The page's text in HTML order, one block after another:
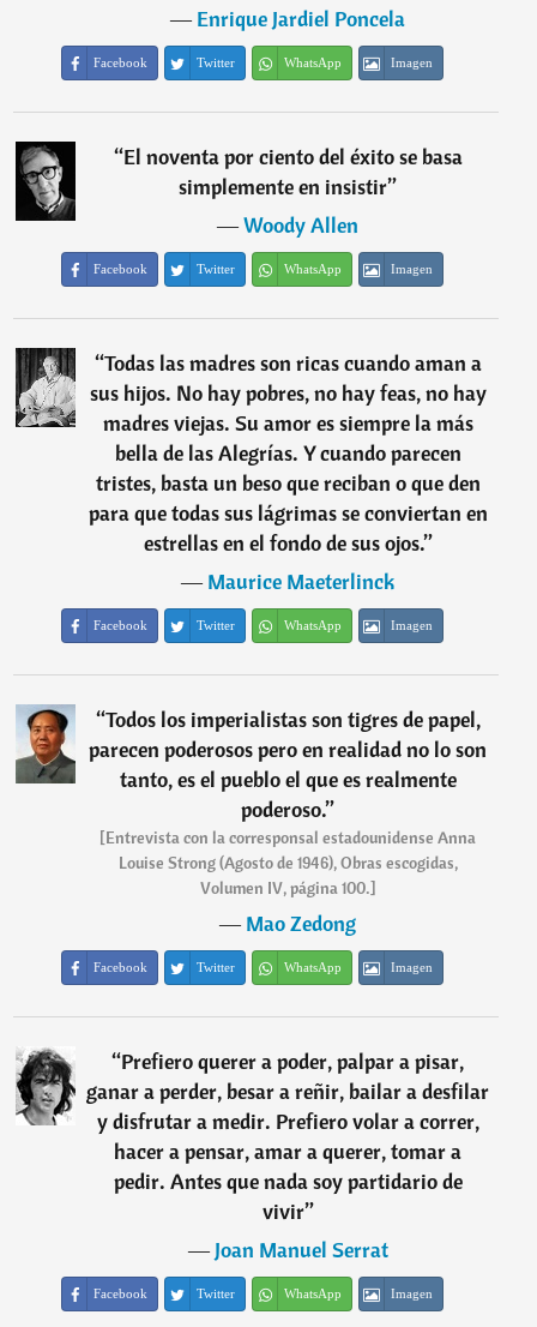
―Enrique Jardiel Poncela
Facebook Twitter WhatsApp Imagen
“El noventa por ciento del éxito se basa
simplemente en insistir”
―Woody Allen
Facebook Twitter WhatsApp Imagen
“Todas las madres son ricas cuando aman a
sus hijos. No hay pobres, no hay feas, no hay
madres viejas. Su amor es siempre la más
bella de las Alegrías. Y cuando parecen
tristes, basta un beso que reciban o que den
para que todas sus lágrimas se conviertan en
estrellas en el fondo de sus ojos.”
―Maurice Maeterlinck
Facebook Twitter WhatsApp Imagen
“Todos los imperialistas son tigres de papel,
parecen poderosos pero en realidad no lo son
tanto, es el pueblo el que es realmente
poderoso.”
[Entrevista con la corresponsal estadounidense Anna
Louise Strong (Agosto de 1946), Obras escogidas,
Volumen IV, página 100.]
―Mao Zedong
Facebook Twitter WhatsApp Imagen
“Prefiero querer a poder, palpar a pisar,
ganar a perder, besar a reñir, bailar a desfilar
y disfrutar a medir. Prefiero volar a correr,
hacer a pensar, amar a querer, tomar a
pedir. Antes que nada soy partidario de
vivir”
―Joan Manuel Serrat
Facebook Twitter WhatsApp Imagen